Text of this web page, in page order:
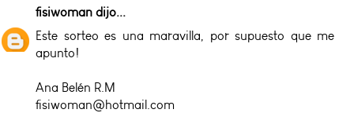
fisiwoman dijo...
Este sorteo es una maravilla, por supuesto que me
apunto!
Ana Belén R.M
fisiwoman@hotmail.com